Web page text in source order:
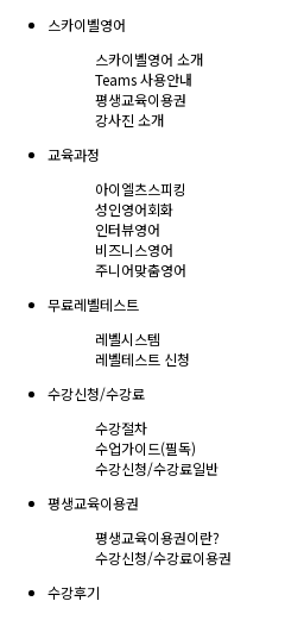
스카이벨영어
스카이벨영어 소개
Teams 사용안내
평생교육이용권
강사진 소개
교육과정
아이엘츠스피킹
성인영어회화
인터뷰영어
비즈니스영어
주니어맞춤영어
무료레벨테스트
레벨시스템
레벨테스트 신청
수강신청/수강료
수강절차
수업가이드(필독)
수강신청/수강료일반
평생교육이용권
평생교육이용권이란?
수강신청/수강료이용권
수강후기